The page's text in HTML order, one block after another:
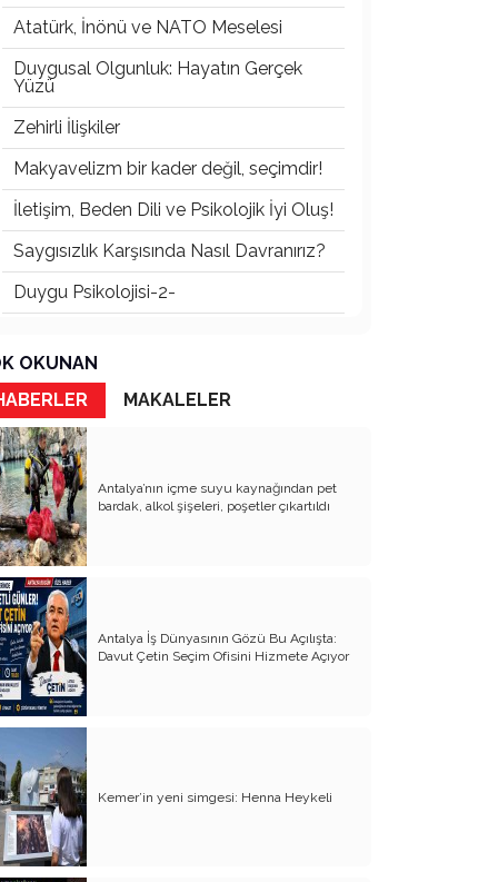
Atatürk, İnönü ve NATO Meselesi
Duygusal Olgunluk: Hayatın Gerçek
Yüzü
Zehirli İlişkiler
Makyavelizm bir kader değil, seçimdir!
İletişim, Beden Dili ve Psikolojik İyi Oluş!
Saygısızlık Karşısında Nasıl Davranırız?
Duygu Psikolojisi-2-
Yakın Dönem Tarihimiz ve 30 Ağustos
1922
Yanlış Yapmak!
Popüler Psikoloji, Psikolojik Yaklaşımlar
ve Aşk Duygusu
Uluslararası Vizyon Üniversitesi ve Sn.
Cvetanka VELKOSKA Hocamız!
Politik psikoloji ve politik olmak!
Sağlık Psikolojisi, Bağımlılık ve Kanser
Dayak, disiplin aracı mıdır?
Kıyamet de Kopsa, Cumhuriyetimiz
Kutlanmalıdır!
Lozan kazanımları ne oldu?
Epigenetiğimiz ve Akseki kültürümüz.
Siyasetçi ve seçmen psikolojisi
OKUNAN
MAKALELER
Antalya’nın içme suyu kaynağından pet
bardak, alkol şişeleri, poşetler çıkartıldı
Antalya İş Dünyasının Gözü Bu Açılışta:
Davut Çetin Seçim Ofisini Hizmete Açıyor
Kemer’in yeni simgesi: Henna Heykeli